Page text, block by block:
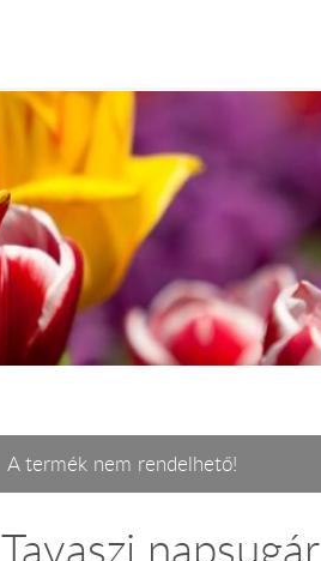
A termék nem rendelhető!